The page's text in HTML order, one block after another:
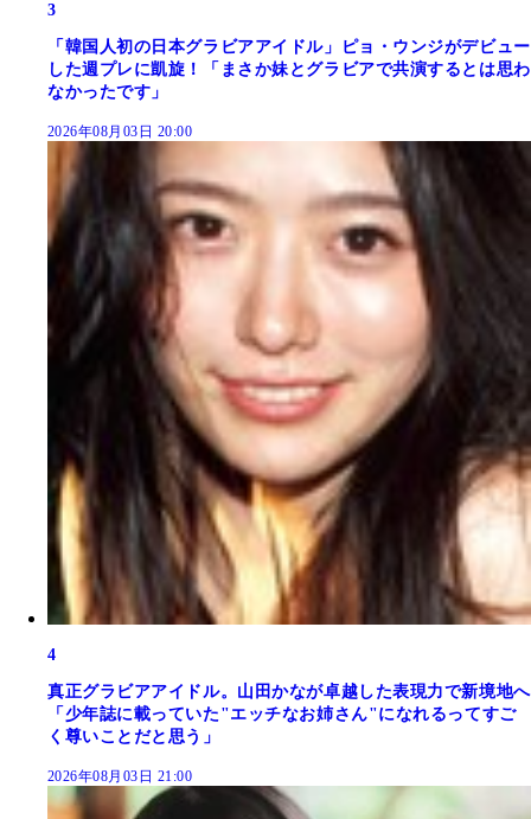
3
「韓国人初の日本グラビアアイドル」ピョ・ウンジがデビュー
した週プレに凱旋！「まさか妹とグラビアで共演するとは思わ
なかったです」
2026年08月03日 20:00
4
真正グラビアアイドル。山田かなが卓越した表現力で新境地へ
「少年誌に載っていた"エッチなお姉さん"になれるってすご
く尊いことだと思う」
2026年08月03日 21:00